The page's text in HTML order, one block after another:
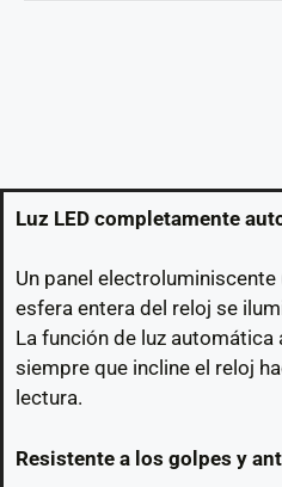
Luz LED completamente
Un panel
esfera entera del reloj se
La función de luz automática
siempre que incline el reloj
lectura.
Resistente a los golpes y